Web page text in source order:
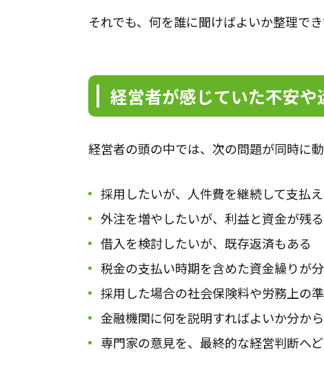
それでも、何を誰に聞けばよいか整理で
経営者が感じていた不安や
経営者の頭の中では、次の問題が同時に動
採用したいが、人件費を継続して支払
外注を増やしたいが、利益と資金が残
借入を検討したいが、既存返済もある
税金の支払い時期を含めた資金繰りが
採用した場合の社会保険料や労務上の
金融機関に何を説明すればよいか分か
専門家の意見を、最終的な経営判断へ